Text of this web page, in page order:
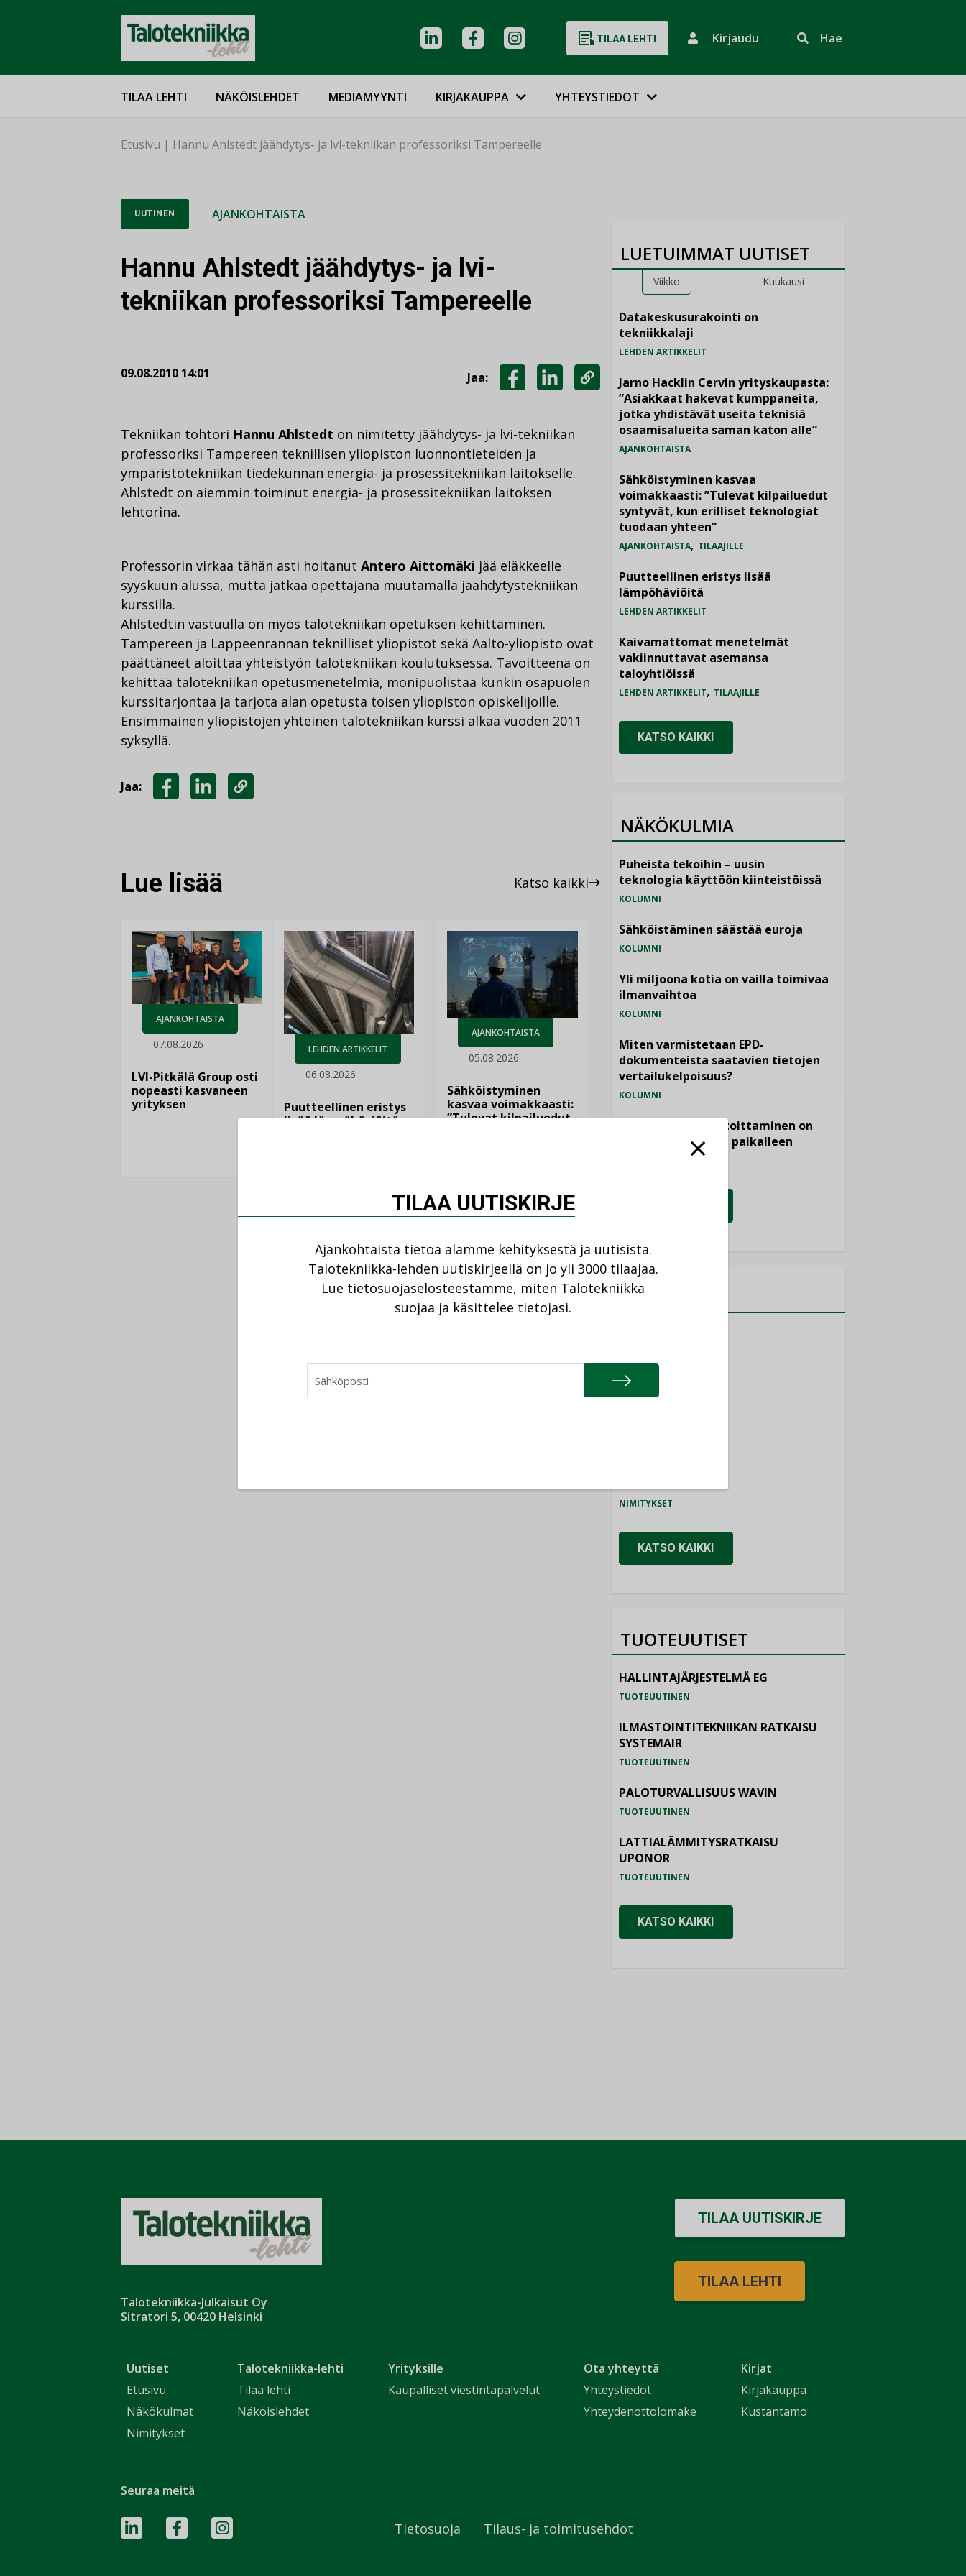
TILAA LEHTI Kirjaudu Hae
TILAA LEHTI NÄKÖISLEHDET MEDIAMYYNTI KIRJAKAUPPA YHTEYSTIEDOT
Etusivu | Hannu Ahlstedt jäähdytys- ja lvi-tekniikan professoriksi Tampereelle
UUTINEN AJANKOHTAISTA
Hannu Ahlstedt jäähdytys- ja lvi-
tekniikan professoriksi Tampereelle
09.08.2010 14:01 Jaa:
LINKEDINISSÄ
KOPIOI
LINKKI
Tekniikan tohtori Hannu Ahlstedt on nimitetty jäähdytys- ja lvi-tekniikan
professoriksi Tampereen teknillisen yliopiston luonnontieteiden ja
ympäristötekniikan tiedekunnan energia- ja prosessitekniikan laitokselle.
Ahlstedt on aiemmin toiminut energia- ja prosessitekniikan laitoksen
lehtorina.
Professorin virkaa tähän asti hoitanut Antero Aittomäki jää eläkkeelle
syyskuun alussa, mutta jatkaa opettajana muutamalla jäähdytystekniikan
kurssilla.
Ahlstedtin vastuulla on myös talotekniikan opetuksen kehittäminen.
Tampereen ja Lappeenrannan teknilliset yliopistot sekä Aalto-yliopisto ovat
päättäneet aloittaa yhteistyön talotekniikan koulutuksessa. Tavoitteena on
kehittää talotekniikan opetusmenetelmiä, monipuolistaa kunkin osapuolen
kurssitarjontaa ja tarjota alan opetusta toisen yliopiston opiskelijoille.
Ensimmäinen yliopistojen yhteinen talotekniikan kurssi alkaa vuoden 2011
syksyllä.
Jaa:
Lue lisää Katso kaikki
AJANKOHTAISTA
07.08.2026
LVI-Pitkälä Group osti
nopeasti kasvaneen
yrityksen
LEHDEN ARTIKKELIT
06.08.2026
Puutteellinen eristys
lisää lämpöhäviöitä
AJANKOHTAISTA
05.08.2026
Sähköistyminen
kasvaa voimakkaasti:
”Tulevat kilpailuedut
LUETUIMMAT UUTISET
Viikko Kuukausi
Datakeskusurakointi on
tekniikkalaji
LEHDEN ARTIKKELIT
Jarno Hacklin Cervin yrityskaupasta:
”Asiakkaat hakevat kumppaneita,
jotka yhdistävät useita teknisiä
osaamisalueita saman katon alle”
AJANKOHTAISTA
Sähköistyminen kasvaa
voimakkaasti: ”Tulevat kilpailuedut
syntyvät, kun erilliset teknologiat
tuodaan yhteen”
AJANKOHTAISTA, TILAAJILLE
Puutteellinen eristys lisää
lämpöhäviöitä
LEHDEN ARTIKKELIT
Kaivamattomat menetelmät
vakiinnuttavat asemansa
taloyhtiöissä
LEHDEN ARTIKKELIT, TILAAJILLE
KATSO KAIKKI
NÄKÖKULMIA
Puheista tekoihin – uusin
teknologia käyttöön kiinteistöissä
KOLUMNI
Sähköistäminen säästää euroja
KOLUMNI
Yli miljoona kotia on vailla toimivaa
ilmanvaihtoa
KOLUMNI
Miten varmistetaan EPD-
dokumenteista saatavien tietojen
vertailukelpoisuus?
KOLUMNI
Vesi- ja viemärimitoittaminen on
jämähtänyt ajassa paikalleen
NIMITYKSET
Refair
NIMITYKSET
KATSO KAIKKI
TUOTEUUTISET
HALLINTAJÄRJESTELMÄ EG
TUOTEUUTINEN
ILMASTOINTITEKNIIKAN RATKAISU
SYSTEMAIR
TUOTEUUTINEN
PALOTURVALLISUUS WAVIN
TUOTEUUTINEN
LATTIALÄMMITYSRATKAISU
UPONOR
TUOTEUUTINEN
KATSO KAIKKI
Talotekniikka-Julkaisut Oy
Sitratori 5, 00420 Helsinki
Uutiset
Etusivu
Näkökulmat
Nimitykset
Talotekniikka-lehti
Tilaa lehti
Näköislehdet
Yrityksille
Kaupalliset viestintäpalvelut
Ota yhteyttä
Yhteystiedot
Yhteydenottolomake
Kirjat
Kirjakauppa
Kustantamo
TILAA UUTISKIRJE
TILAA LEHTI
Seuraa meitä
Tietosuoja Tilaus- ja toimitusehdot
TILAA UUTISKIRJE
Ajankohtaista tietoa alamme kehityksestä ja uutisista.
Talotekniikka-lehden uutiskirjeellä on jo yli 3000 tilaajaa.
Lue tietosuojaselosteestamme, miten Talotekniikka
suojaa ja käsittelee tietojasi.